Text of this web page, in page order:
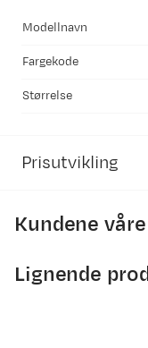
Modellnavn
Fargekode
Størrelse
Prisutvikling
Kundene
Lignende